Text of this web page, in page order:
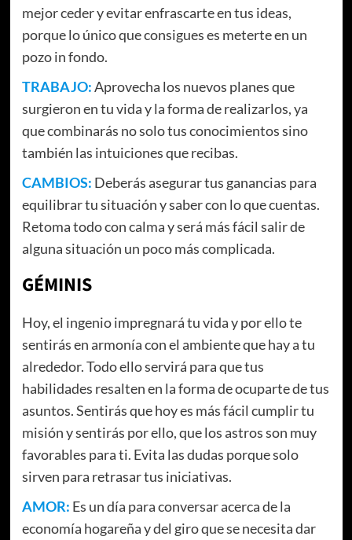
mejor ceder y evitar enfrascarte en tus ideas,
porque lo único que consigues es meterte en un
pozo in fondo.
TRABAJO:Aprovecha los nuevos planes que
surgieron en tu vida y la forma de realizarlos, ya
que combinarás no solo tus conocimientos sino
también las intuiciones que recibas.
CAMBIOS: Deberás asegurar tus ganancias para
equilibrar tu situación y saber con lo que cuentas.
Retoma todo con calma y será más fácil salir de
alguna situación un poco más complicada.
GÉMINIS
Hoy, el ingenio impregnará tu vida y por ello te
sentirás en armonía con el ambiente que hay a tu
alrededor. Todo ello servirá para que tus
habilidades resalten en la forma de ocuparte de tus
asuntos. Sentirás que hoy es más fácil cumplir tu
misión y sentirás por ello, que los astros son muy
favorables para ti. Evita las dudas porque solo
sirven para retrasar tus iniciativas.
AMOR: Es un día para conversar acerca de la
economía hogareña y del giro que se necesita dar